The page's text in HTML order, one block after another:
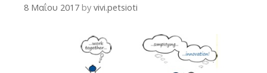
8 Μαΐου 2017 by vivi.petsioti